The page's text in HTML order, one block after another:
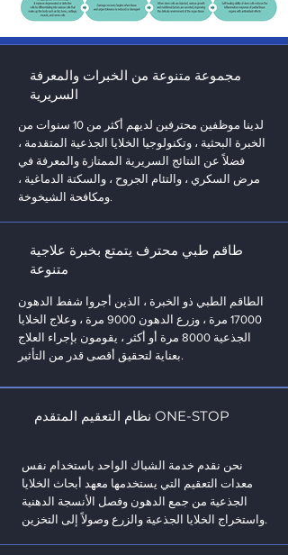
نظام التعقيم المتقدم ONE-STOP
نحن نقدم خدمة الشباك الواحد باستخدام نفس
معدات التعقيم التي يستخدمها معهد أبحاث الخلايا
الجذعية من جمع الدهون وفصل الأنسجة الدهنية
واستخراج الخلايا الجذعية والزرع وصولاً إلى التخزين.
مجموعة متنوعة من الخبرات والمعرفة
السريرية
لدينا موظفين محترفين لديهم أكثر من 10 سنوات من
الخبرة البحثية ، وتكنولوجيا الخلايا الجذعية المتقدمة ،
فضلاً عن النتائج السريرية الممتازة والمعرفة في
مرض السكري ، والتئام الجروح ، والسكتة الدماغية ،
ومكافحة الشيخوخة.
طاقم طبي محترف يتمتع بخبرة علاجية
متنوعة
الطاقم الطبي ذو الخبرة ، الذين أجروا شفط الدهون
17000 مرة ، وزرع الدهون 9000 مرة ، وعلاج الخلايا
الجذعية 8000 مرة أو أكثر ، يقومون بإجراء العلاج
بعناية لتحقيق أقصى قدر من التأثير.